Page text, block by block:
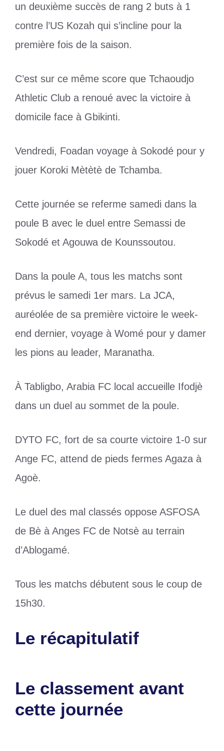
un deuxième succès de rang 2 buts à 1
contre l’US Kozah qui s’incline pour la
première fois de la saison.
C’est sur ce même score que Tchaoudjo
Athletic Club a renoué avec la victoire à
domicile face à Gbikinti.
Vendredi, Foadan voyage à Sokodé pour y
jouer Koroki Mètètè de Tchamba.
Cette journée se referme samedi dans la
poule B avec le duel entre Semassi de
Sokodé et Agouwa de Kounssoutou.
Dans la poule A, tous les matchs sont
prévus le samedi 1er mars. La JCA,
auréolée de sa première victoire le week-
end dernier, voyage à Womé pour y damer
les pions au leader, Maranatha.
À Tabligbo, Arabia FC local accueille Ifodjè
dans un duel au sommet de la poule.
DYTO FC, fort de sa courte victoire 1-0 sur
Ange FC, attend de pieds fermes Agaza à
Agoè.
Le duel des mal classés oppose ASFOSA
de Bè à Anges FC de Notsè au terrain
d’Ablogamé.
Tous les matchs débutent sous le coup de
15h30.
Le récapitulatif
Le classement avant
cette journée